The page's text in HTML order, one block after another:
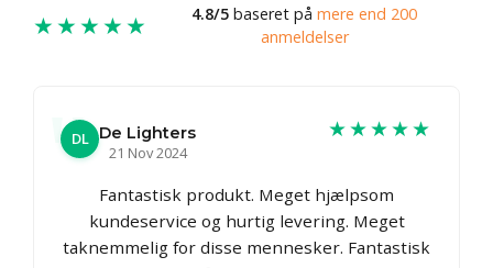
★★★★★ 4.8/5 baseret på mere end 200
anmeldelser
DL De Lighters
21 Nov 2024
★★★★★
Fantastisk produkt. Meget hjælpsom
kundeservice og hurtig levering. Meget
taknemmelig for disse mennesker. Fantastisk